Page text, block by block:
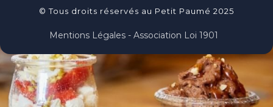
© Tous droits réservés au Petit Paumé 2025
Mentions Légales - Association Loi 1901